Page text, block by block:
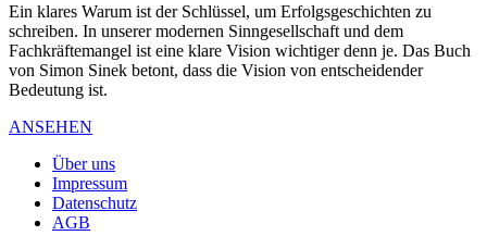
Ein klares Warum ist der Schlüssel, um Erfolgsgeschichten zu
schreiben. In unserer modernen Sinngesellschaft und dem
Fachkräftemangel ist eine klare Vision wichtiger denn je. Das Buch
von Simon Sinek betont, dass die Vision von entscheidender
Bedeutung ist.
ANSEHEN
Über uns
Impressum
Datenschutz
AGB